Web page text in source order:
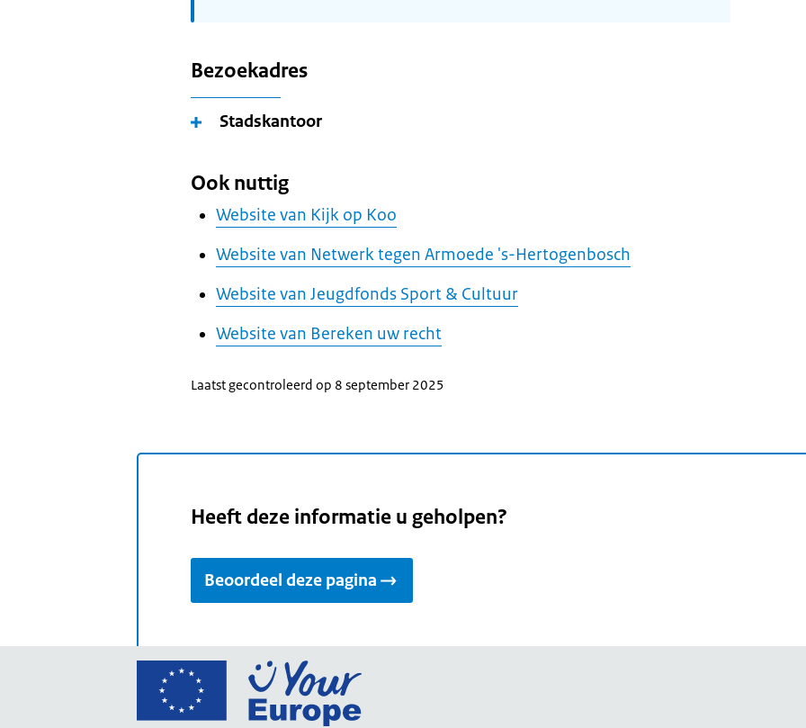
Bezoekadres
Stadskantoor
Ook nuttig
Website van Kijk op Koo
Website van Netwerk tegen Armoede 's-Hertogenbosch
Website van Jeugdfonds Sport & Cultuur
Website van Bereken uw recht
Laatst gecontroleerd op 8 september 2025
Heeft deze informatie u geholpen?
Beoordeel deze pagina
Ga